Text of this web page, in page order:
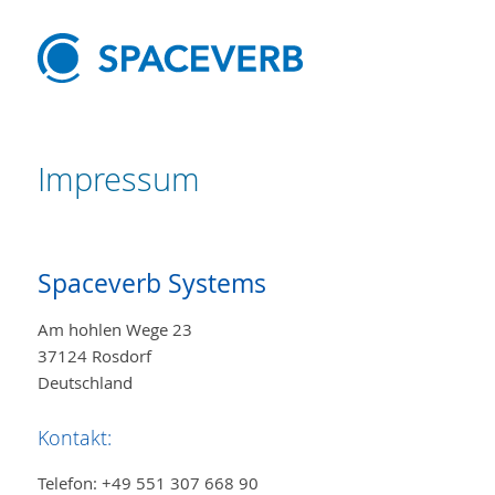
Impressum
Spaceverb Systems
Am hohlen Wege 23
37124 Rosdorf
Deutschland
Kontakt:
Telefon: +49 551 307 668 90